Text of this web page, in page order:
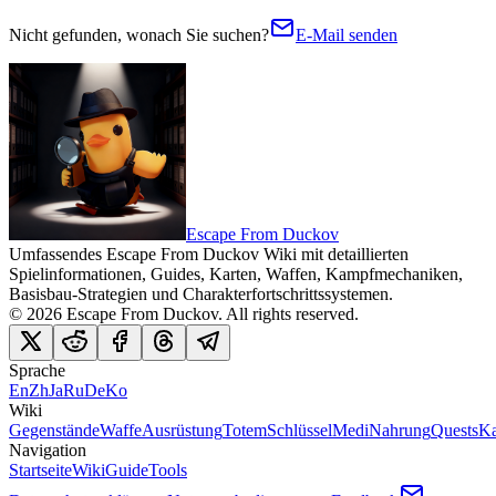
Nicht gefunden, wonach Sie suchen? E-Mail senden
Escape From Duckov
Umfassendes Escape From Duckov Wiki mit detaillierten
Spielinformationen, Guides, Karten, Waffen, Kampfmechaniken,
Basisbau-Strategien und Charakterfortschrittssystemen.
© 2026 Escape From Duckov. All rights reserved.
Sprache
EnZhJaRuDeKo
Wiki
GegenständeWaffeAusrüstungTotemSchlüsselMediNahrungQuests
Navigation
StartseiteWikiGuideTools